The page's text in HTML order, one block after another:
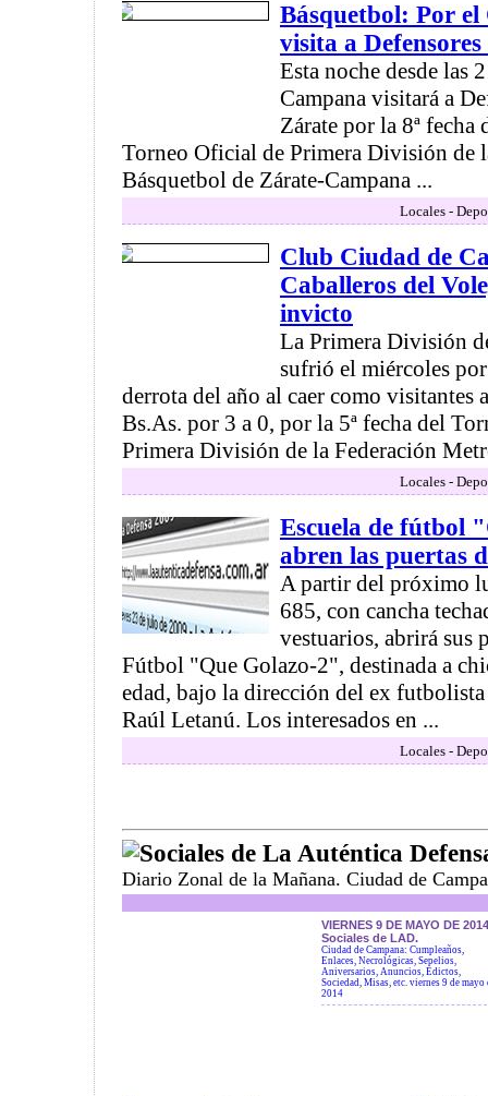
Básquetbol: Por
visita a
Esta noche desde las
Campana visitará a
Zárate por la 8ª
Torneo Oficial de Primera División de
Básquetbol de Zárate-Campana ...
Locales -
Club Ciudad de
Caballeros del
invicto
La Primera División
sufrió el miércoles
derrota del año al caer como visitantes
Bs.As. por 3 a 0, por la 5ª fecha del
Primera División de la Federación
Locales -
Escuela de fútbol
abren las puertas
A partir del próximo
685, con cancha
vestuarios, abrirá sus
Fútbol "Que Golazo-2", destinada a
edad, bajo la dirección del ex
Raúl Letanú. Los interesados en ...
Locales -
Sociales de La Auténtica
Diario Zonal de la Mañana. Ciudad de
VIERNES 9 DE MAYO DE
Sociales de LAD.
Ciudad de Campana: Cumpleaños,
Enlaces, Necrológicas, Sepelios,
Aniversarios, Anuncios, Edictos,
Sociedad, Misas, etc. viernes 9 de mayo
2014